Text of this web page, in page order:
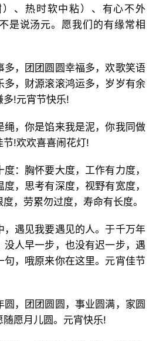
、热时软中粘）、有心不外
是说汤元。愿我们的有缘常相
多，团团圆圆幸福多，欢歌笑语
多，财源滚滚鸿运多，岁岁有余
多!元宵节快乐!
绳，你是馅来我是泥，你我同做
!欢欢喜喜闹花灯!
：胸怀要大度，工作有力度，
，思考有深度，视野有宽度，
，劳累勿过度，寿命有长度。
，遇见我要遇见的人。于千万年
没人早一步，也没有迟一步，遇
句，哦原来你在这里。元宵佳节
圆，团团圆圆，事业圆满，家圆
愿月儿圆。元宵快乐!